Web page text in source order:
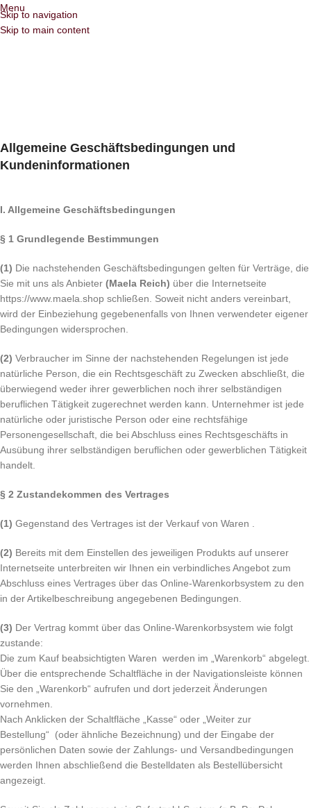
Skip to navigation
Skip to main content
Menu
Allgemeine Geschäftsbedingungen und
Kundeninformationen
I. Allgemeine Geschäftsbedingungen
§ 1 Grundlegende Bestimmungen
(1) Die nachstehenden Geschäftsbedingungen gelten für Verträge, die
Sie mit uns als Anbieter (Maela Reich) über die Internetseite
https://www.maela.shop schließen. Soweit nicht anders vereinbart,
wird der Einbeziehung gegebenenfalls von Ihnen verwendeter eigener
Bedingungen widersprochen.
(2) Verbraucher im Sinne der nachstehenden Regelungen ist jede
natürliche Person, die ein Rechtsgeschäft zu Zwecken abschließt, die
überwiegend weder ihrer gewerblichen noch ihrer selbständigen
beruflichen Tätigkeit zugerechnet werden kann. Unternehmer ist jede
natürliche oder juristische Person oder eine rechtsfähige
Personengesellschaft, die bei Abschluss eines Rechtsgeschäfts in
Ausübung ihrer selbständigen beruflichen oder gewerblichen Tätigkeit
handelt.
§ 2 Zustandekommen des Vertrages
(1) Gegenstand des Vertrages ist der Verkauf von Waren .
(2) Bereits mit dem Einstellen des jeweiligen Produkts auf unserer
Internetseite unterbreiten wir Ihnen ein verbindliches Angebot zum
Abschluss eines Vertrages über das Online-Warenkorbsystem zu den
in der Artikelbeschreibung angegebenen Bedingungen.
(3) Der Vertrag kommt über das Online-Warenkorbsystem wie folgt
zustande:
Die zum Kauf beabsichtigten Waren werden im „Warenkorb“ abgelegt.
Über die entsprechende Schaltfläche in der Navigationsleiste können
Sie den „Warenkorb“ aufrufen und dort jederzeit Änderungen
vornehmen.
Nach Anklicken der Schaltfläche „Kasse“ oder „Weiter zur
Bestellung“ (oder ähnliche Bezeichnung) und der Eingabe der
persönlichen Daten sowie der Zahlungs- und Versandbedingungen
werden Ihnen abschließend die Bestelldaten als Bestellübersicht
angezeigt.